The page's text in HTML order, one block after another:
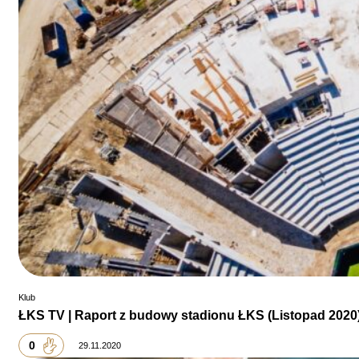
Klub
ŁKS TV | Raport z budowy stadionu ŁKS (Listopad
0 29.11.2020